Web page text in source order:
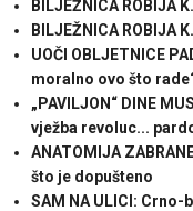
BILJEŽNICA ROBIJA
BILJEŽNICA ROBIJA
UOČI OBLJETNICE
moralno ovo što
„PAVILJON“ DINE
vježba revoluc...
ANATOMIJA
što je dopušteno
SAM NA ULICI: